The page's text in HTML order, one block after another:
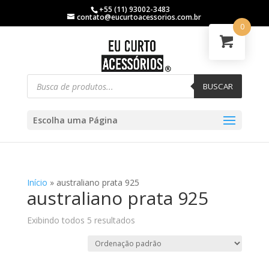
+55 (11) 93002-3483
contato@eucurtoacessorios.com.br
BUSCAR
Escolha uma Página
Início » australiano prata 925
australiano prata 925
Exibindo todos 5 resultados
0